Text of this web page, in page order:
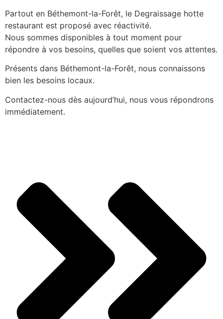
Partout en Béthemont-la-Forêt, le Degraissage hotte
restaurant est proposé avec réactivité.
Nous sommes disponibles à tout moment pour
répondre à vos besoins, quelles que soient vos attentes.
Présents dans Béthemont-la-Forêt, nous connaissons
bien les besoins locaux.
Contactez-nous dès aujourd’hui, nous vous répondrons
immédiatement.